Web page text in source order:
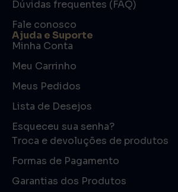
Dúvidas frequentes (FAQ)
Fale conosco
Ajuda e Suporte
Minha Conta
Meu Carrinho
Meus Pedidos
Lista de Desejos
Esqueceu sua senha?
Troca e devoluções de produtos
Formas de Pagamento
Garantias dos Produtos